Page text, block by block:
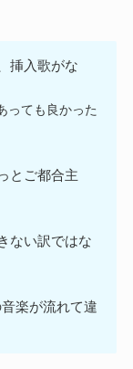
挿入歌がな
っても良かった
とご都合主
ない訳ではな
楽が流れて違